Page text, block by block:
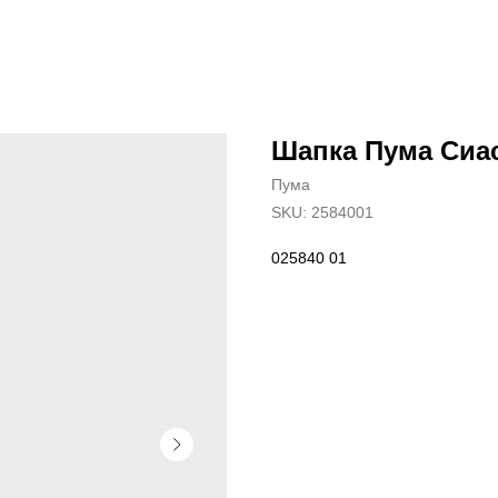
Шапка Пума
Пума
SKU: 2584001
025840 01